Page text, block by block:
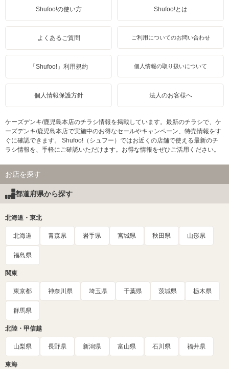
Shufoo!の使い方 Shufoo!とは
よくあるご質問 ご利用についてのお問い合わせ
「Shufoo!」利用規約 個人情報の取り扱いについて
個人情報保護方針 法人のお客様へ
ケーズデンキ/鹿児島本店のチラシ情報を掲載しています。最新のチラシで、ケ
ーズデンキ/鹿児島本店で実施中のお得なセールやキャンペーン、特売情報をす
ぐに確認できます。 Shufoo!（シュフー）ではお近くの店舗で使える最新のチ
ラシ情報を、手軽にご確認いただけます。お得な情報をぜひご活用ください。
お店を探す
都道府県から探す
北海道・東北
北海道 青森県 岩手県 宮城県 秋田県 山形県
福島県
関東
東京都 神奈川県 埼玉県 千葉県 茨城県 栃木県
群馬県
北陸・甲信越
山梨県 長野県 新潟県 富山県 石川県 福井県
東海